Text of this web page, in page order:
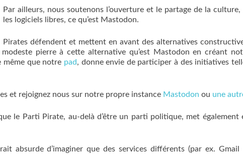
Par ailleurs, nous soutenons l’ouverture et le partage de la culture,
les logiciels libres, ce qu’est Mastodon.
Pirates défendent et mettent en avant des alternatives
pierre à cette alternative qu’est Mastodon en créant
même que notre pad, donne envie de participer à des initiatives
et rejoignez nous sur notre propre instance Mastodon ou une
le Parti Pirate, au-delà d’être un parti politique, met également
absurde d’imaginer que des services différents (par ex. Gmail